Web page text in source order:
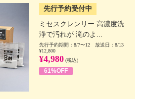
先行予約受付中
ミセスクレンリー 高濃度洗
浄で汚れが 滝のよ...
先行予約期間：8/7〜12 放送日：8/13
¥12,800
¥4,980 (税込)
61%OFF